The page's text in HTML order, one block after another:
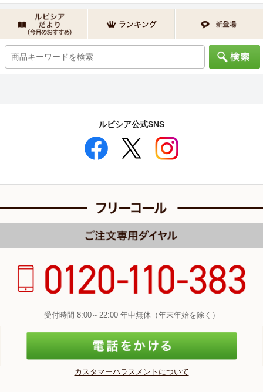
ルピシア公式SNS
受付時間 8:00～22:00 年中無休（年末年始を除く）
カスタマーハラスメントについて